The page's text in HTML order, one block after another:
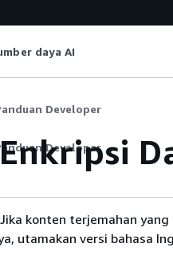
daya AI
Developer
Developer
konten terjemahan yang
utamakan versi bahasa